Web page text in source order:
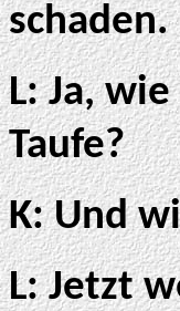
schaden.
L: Ja,
Taufe?
K: Und
L: Jetzt